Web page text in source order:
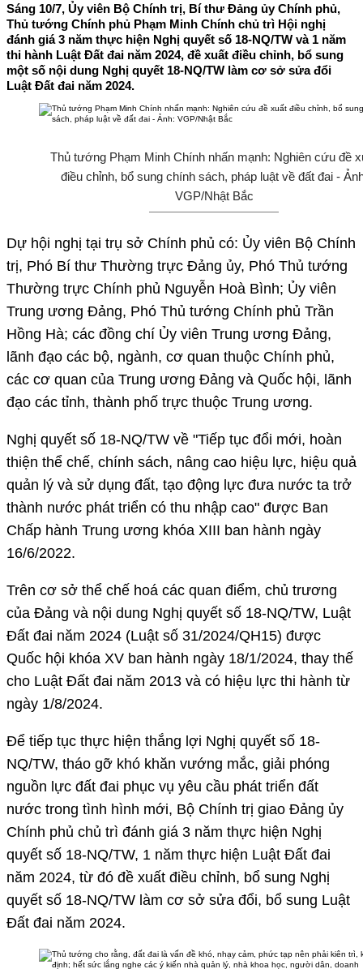
Sáng 10/7, Ủy viên Bộ Chính trị, Bí thư Đảng ủy Chính phủ,
Thủ tướng Chính phủ Phạm Minh Chính chủ trì Hội nghị
đánh giá 3 năm thực hiện Nghị quyết số 18-NQ/TW và 1 năm
thi hành Luật Đất đai năm 2024, đề xuất điều chỉnh, bổ sung
một số nội dung Nghị quyết 18-NQ/TW làm cơ sở sửa đổi
Luật Đất đai năm 2024.
Thủ tướng Phạm Minh Chính nhấn mạnh: Nghiên cứu đề
điều chỉnh, bổ sung chính sách, pháp luật về đất đai -
VGP/Nhật Bắc
Dự hội nghị tại trụ sở Chính phủ có: Ủy viên Bộ Chính
trị, Phó Bí thư Thường trực Đảng ủy, Phó Thủ tướng
Thường trực Chính phủ Nguyễn Hoà Bình; Ủy viên
Trung ương Đảng, Phó Thủ tướng Chính phủ Trần
Hồng Hà; các đồng chí Ủy viên Trung ương Đảng,
lãnh đạo các bộ, ngành, cơ quan thuộc Chính phủ,
các cơ quan của Trung ương Đảng và Quốc hội, lãnh
đạo các tỉnh, thành phố trực thuộc Trung ương.
Nghị quyết số 18-NQ/TW về "Tiếp tục đổi mới, hoàn
thiện thể chế, chính sách, nâng cao hiệu lực, hiệu quả
quản lý và sử dụng đất, tạo động lực đưa nước ta trở
thành nước phát triển có thu nhập cao" được Ban
Chấp hành Trung ương khóa XIII ban hành ngày
16/6/2022.
Trên cơ sở thể chế hoá các quan điểm, chủ trương
của Đảng và nội dung Nghị quyết số 18-NQ/TW, Luật
Đất đai năm 2024 (Luật số 31/2024/QH15) được
Quốc hội khóa XV ban hành ngày 18/1/2024, thay thế
cho Luật Đất đai năm 2013 và có hiệu lực thi hành từ
ngày 1/8/2024.
Để tiếp tục thực hiện thắng lợi Nghị quyết số 18-
NQ/TW, tháo gỡ khó khăn vướng mắc, giải phóng
nguồn lực đất đai phục vụ yêu cầu phát triển đất
nước trong tình hình mới, Bộ Chính trị giao Đảng ủy
Chính phủ chủ trì đánh giá 3 năm thực hiện Nghị
quyết số 18-NQ/TW, 1 năm thực hiện Luật Đất đai
năm 2024, từ đó đề xuất điều chỉnh, bổ sung Nghị
quyết số 18-NQ/TW làm cơ sở sửa đổi, bổ sung Luật
Đất đai năm 2024.